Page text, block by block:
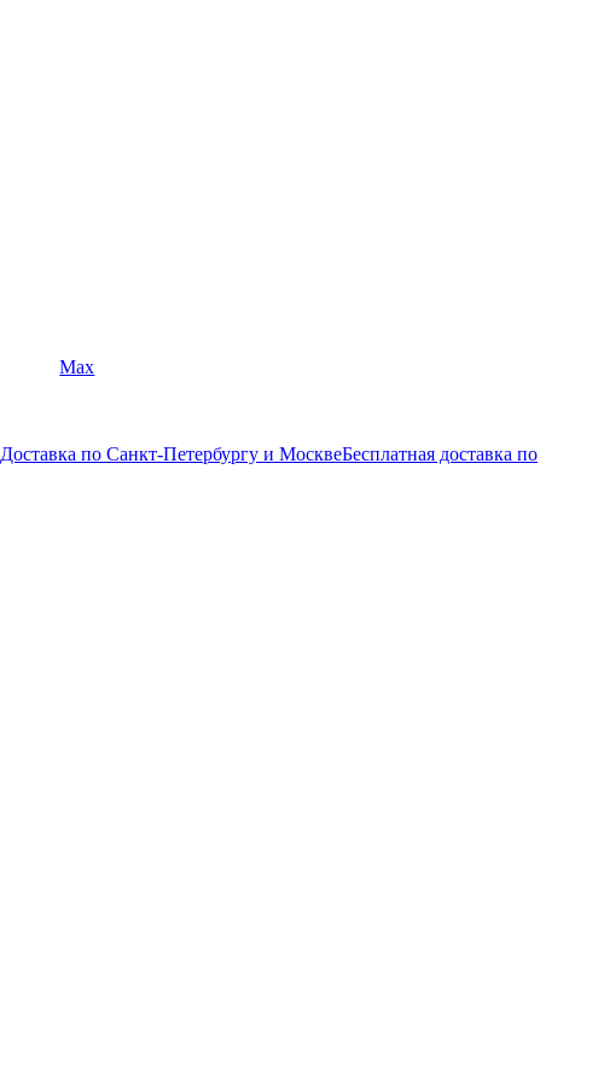
Max
Доставка по Санкт-Петербургу и МосквеБесплатная доставка по